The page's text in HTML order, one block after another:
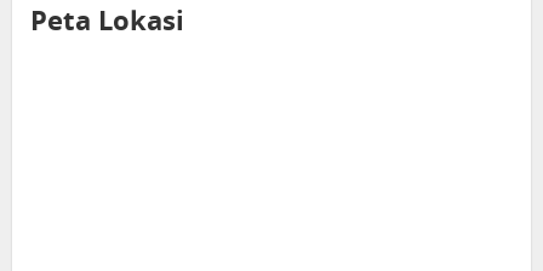
Peta Lokasi